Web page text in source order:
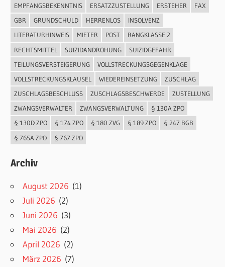
EMPFANGSBEKENNTNIS ERSATZZUSTELLUNG ERSTEHER
FAX
GBR
GRUNDSCHULD HERRENLOS
INSOLVENZ
LITERATURHINWEIS
MIETER POST
RANGKLASSE 2
RECHTSMITTEL
SUIZIDANDROHUNG
SUIZIDGEFAHR
TEILUNGSVERSTEIGERUNG
VOLLSTRECKUNGSGEGENKLAGE
VOLLSTRECKUNGSKLAUSEL
WIEDEREINSETZUNG
ZUSCHLAG
ZUSCHLAGSBESCHLUSS
ZUSCHLAGSBESCHWERDE
ZUSTELLUNG
ZWANGSVERWALTER
ZWANGSVERWALTUNG
§ 130A ZPO
§ 130D ZPO
§ 174 ZPO § 180 ZVG § 189 ZPO
§ 247 BGB
§ 765A ZPO
§ 767 ZPO
Archiv
August 2026 (1)
Juli 2026 (2)
Juni 2026 (3)
Mai 2026 (2)
April 2026 (2)
März 2026 (7)